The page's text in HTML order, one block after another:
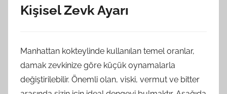
Kişisel Zevk Ayarı
Manhattan kokteylinde kullanılan temel oranlar,
damak zevkinize göre küçük oynamalarla
değiştirilebilir. Önemli olan, viski, vermut ve bitter